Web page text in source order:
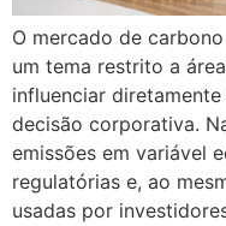
O mercado de
um tema restrito a
influenciar
decisão corporativa.
emissões em variável
regulatórias e, ao
usadas por